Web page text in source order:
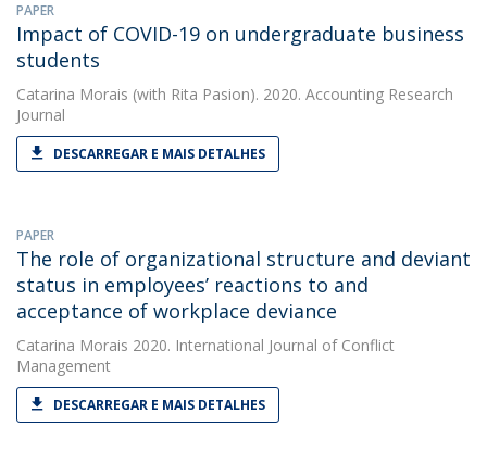
PAPER
Impact of COVID-19 on undergraduate business
students
Catarina Morais (with Rita Pasion). 2020. Accounting Research
Journal
DESCARREGAR E MAIS DETALHES
PAPER
The role of organizational structure and deviant
status in employees’ reactions to and
acceptance of workplace deviance
Catarina Morais 2020. International Journal of Conflict
Management
DESCARREGAR E MAIS DETALHES